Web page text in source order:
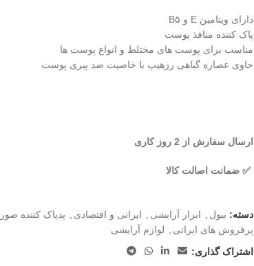
دارای ویتامین E و B۵
پاک کننده منافذ پوست
مناسب برای پوست های مختلط و انواع پوست ها
حاوی عصاره گیاهی رزهیپ با خاصیت ضد پیری پوست
ارسال سفارش از 2 روز کاری
✅ ضمانت اصالت کالا
دسته: بیول ابزار آرایشی ایرانی و اقتصادی
پدپاک کننده
پرفروش های ایرانی
لوازم آرایشی
اشتراک گذاری: